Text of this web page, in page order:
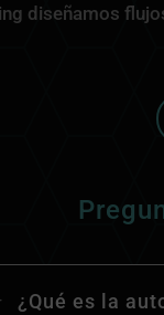
diseñamos
¿Qué es la